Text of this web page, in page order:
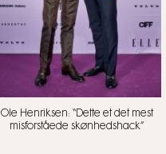
Ole Henriksen: “Dette et det mest
misforståede skønhedshack”